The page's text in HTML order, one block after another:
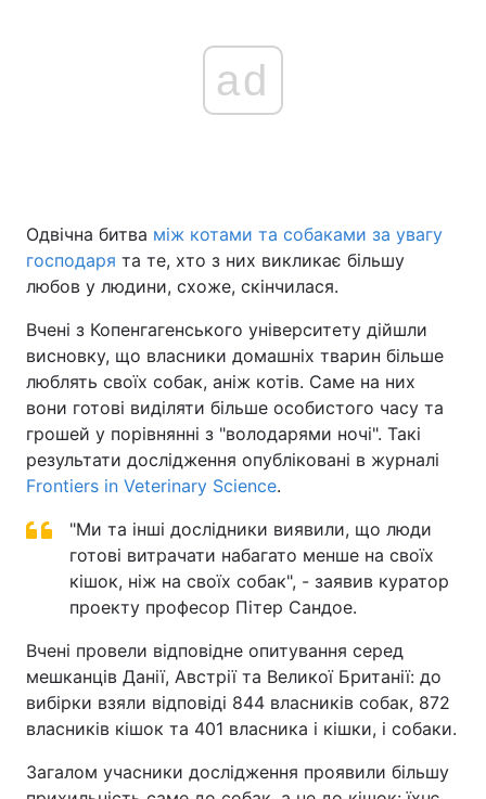
ad
Одвічна битва між котами та собаками за увагу
господаря та те, хто з них викликає більшу
любов у людини, схоже, скінчилася.
Вчені з Копенгагенського університету дійшли
висновку, що власники домашніх тварин більше
люблять своїх собак, аніж котів. Саме на них
вони готові виділяти більше особистого часу та
грошей у порівнянні з "володарями ночі". Такі
результати дослідження опубліковані в журналі
Frontiers in Veterinary Science.
"Ми та інші дослідники виявили, що люди
готові витрачати набагато менше на своїх
кішок, ніж на своїх собак", - заявив куратор
проекту професор Пітер Сандое.
Вчені провели відповідне опитування серед
мешканців Данії, Австрії та Великої Британії: до
вибірки взяли відповіді 844 власників собак, 872
власників кішок та 401 власника і кішки, і собаки.
Загалом учасники дослідження проявили більшу